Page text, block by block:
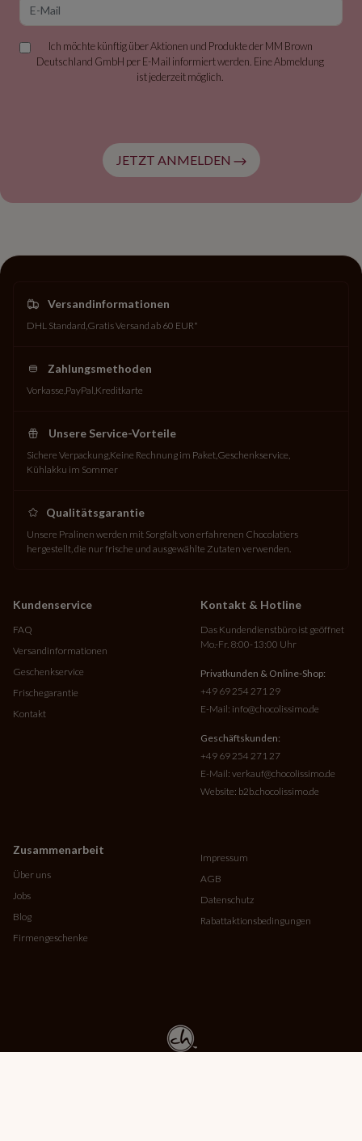
Ich möchte künftig über Aktionen und Produkte der MM Brown
Deutschland GmbH per E-Mail informiert werden. Eine Abmeldung
ist jederzeit möglich.
JETZT ANMELDEN
Versandinformationen
DHL Standard Gratis Versand ab 60 EUR*
Zahlungsmethoden
Vorkasse PayPal Kreditkarte
Unsere Service-Vorteile
Sichere Verpackung Keine Rechnung im Paket Geschenkservice
Kühlakku im Sommer
Qualitätsgarantie
Unsere Pralinen werden mit Sorgfalt von erfahrenen Chocolatiers
hergestellt, die nur frische und ausgewählte Zutaten verwenden.
Kundenservice
FAQ
Versandinformationen
Geschenkservice
Frischegarantie
Kontakt
Zusammenarbeit
Über uns
Jobs
Blog
Firmengeschenke
Kontakt & Hotline
Das Kundendienstbüro ist geöffnet
Mo.-Fr. 8:00-13:00 Uhr
Privatkunden & Online-Shop:
+49 69 254 271 29
E-Mail: info@chocolissimo.de
Geschäftskunden:
+49 69 254 271 27
E-Mail: verkauf@chocolissimo.de
Website: b2b.chocolissimo.de
Impressum
AGB
Datenschutz
Rabattaktionsbedingungen